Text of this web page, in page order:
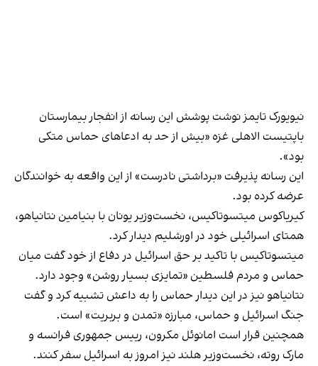
نیویورک تایمز نوشت پوشش این رسانه از انفجار بیمارستان
باپتیست الاهلی غزه «بیش از حد به ادعاهای حماس متکی
بود».
این رسانه پذیرفت «برداشتی نادرست» از این واقعه به خوانندگان
عرضه کرده بود.
کیریاکوس میتسوتاکیس، نخست‌وزیر یونان با بنیامین نتانیاهو،
همتای اسرائیلی خود در اورشلیم دیدار کرد.
میتسوتاکیس با تاکید بر حق اسرائیل در دفاع از خود گفت میان
حماس و مردم فلسطین «تمایزی بسیار روشن» وجود دارد.
نتانیاهو نیز در این دیدار حماس را به داعش تشبیه کرد و گفت
جنگ اسرائیل و حماس، مبارزه «تمدن و بربریت» است.
همچنین قرار است امانوئل مکرون، رییس جمهوری فرانسه و
مارک روته، نخست‌وزیر هلند نیز امروز به اسرائیل سفر کنند.